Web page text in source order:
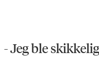
- Jeg ble